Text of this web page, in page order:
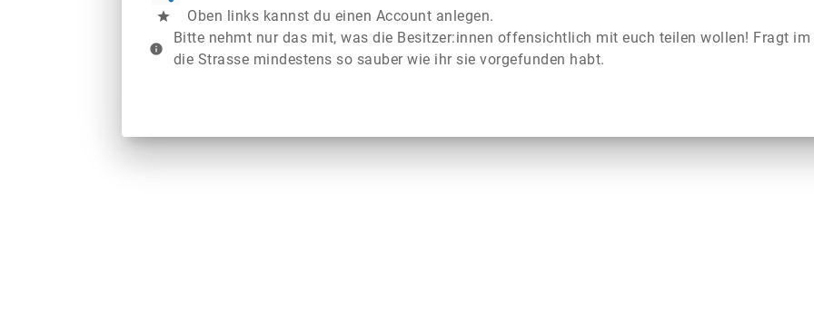
star Oben links kannst du einen Account anlegen.
info
Bitte nehmt nur das mit, was die Besitzer:innen offensichtlich mit euch teilen wollen! Fragt
die Strasse mindestens so sauber wie ihr sie vorgefunden habt.